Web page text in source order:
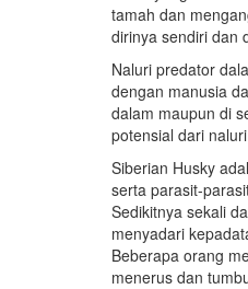
tamah dan
dirinya sendiri dan
Naluri predator
dengan manusia
dalam maupun di
potensial dari
Siberian Husky
serta parasit-
Sedikitnya sekali
menyadari
Beberapa orang
menerus dan